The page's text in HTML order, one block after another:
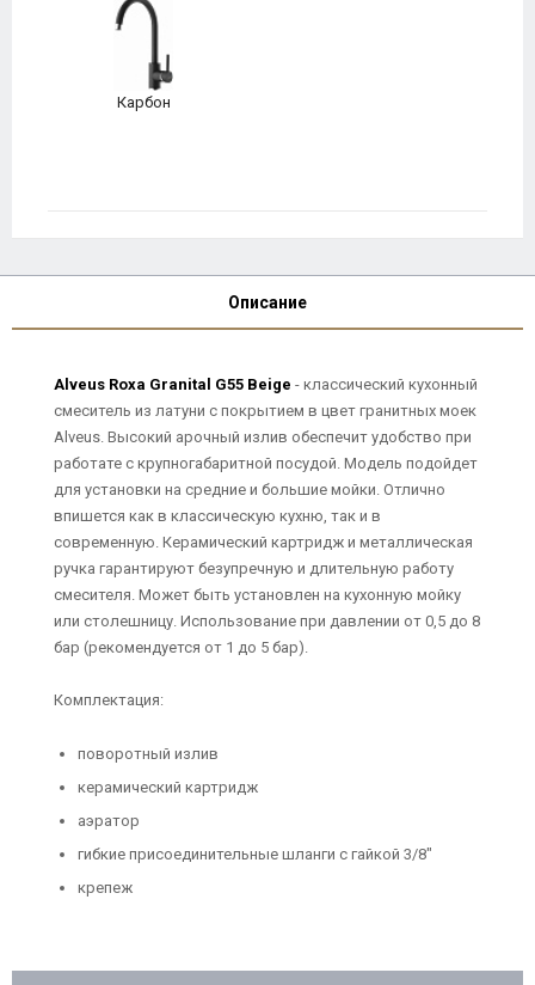
Карбон
Описание
Alveus Roxa Granital G55 Beige - классический кухонный
смеситель из латуни с покрытием в цвет гранитных моек
Alveus. Высокий арочный излив обеспечит удобство при
работате с крупногабаритной посудой. Модель подойдет
для установки на средние и большие мойки. Отлично
впишется как в классическую кухню, так и в
современную. Керамический картридж и металлическая
ручка гарантируют безупречную и длительную работу
смесителя. Может быть установлен на кухонную мойку
или столешницу. Использование при давлении от 0,5 до 8
бар (рекомендуется от 1 до 5 бар).
Комплектация:
поворотный излив
керамический картридж
аэратор
гибкие присоединительные шланги с гайкой 3/8"
крепеж